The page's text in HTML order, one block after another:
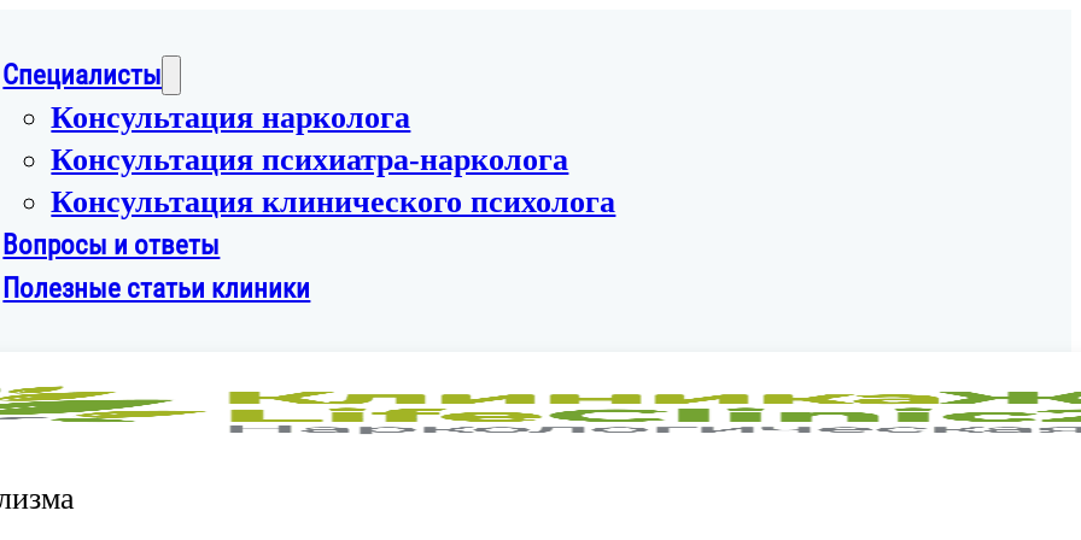
Специалисты
Консультация нарколога
Консультация психиатра-нарколога
Консультация клинического психолога
Вопросы и ответы
Полезные статьи клиники